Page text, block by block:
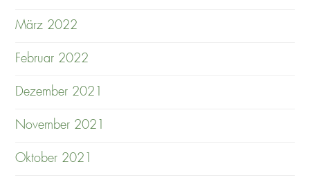
März 2022
Februar 2022
Dezember 2021
November 2021
Oktober 2021